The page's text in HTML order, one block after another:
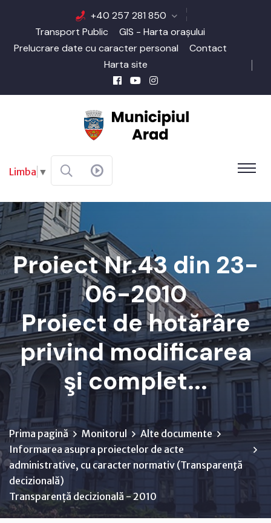
+40 257 281 850
Transport Public
GIS - Harta orașului
Prelucrare date cu caracter personal
Contact
Harta site
Limba ▼
Proiect Nr.43 din 23-
06-2010
Proiect de hotărâre
privind modificarea
şi complet...
Prima pagină Monitorul
Alte documente
Informarea asupra proiectelor de acte
administrative, cu caracter normativ (Transparenţă
decizională)
Transparență decizională - 2010